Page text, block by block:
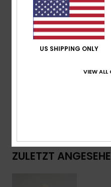
Verschluss:
Bündchen:Elastisch
Branding:Saisonales
ZULETZT
US SHIPPING ONLY
VIEW ALL